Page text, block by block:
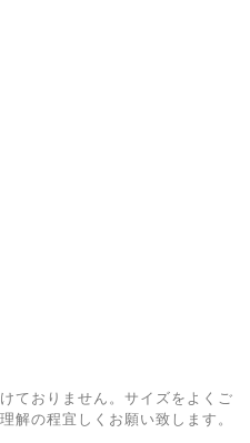
ておりません。サイズをよくご
解の程宜しくお願い致します。